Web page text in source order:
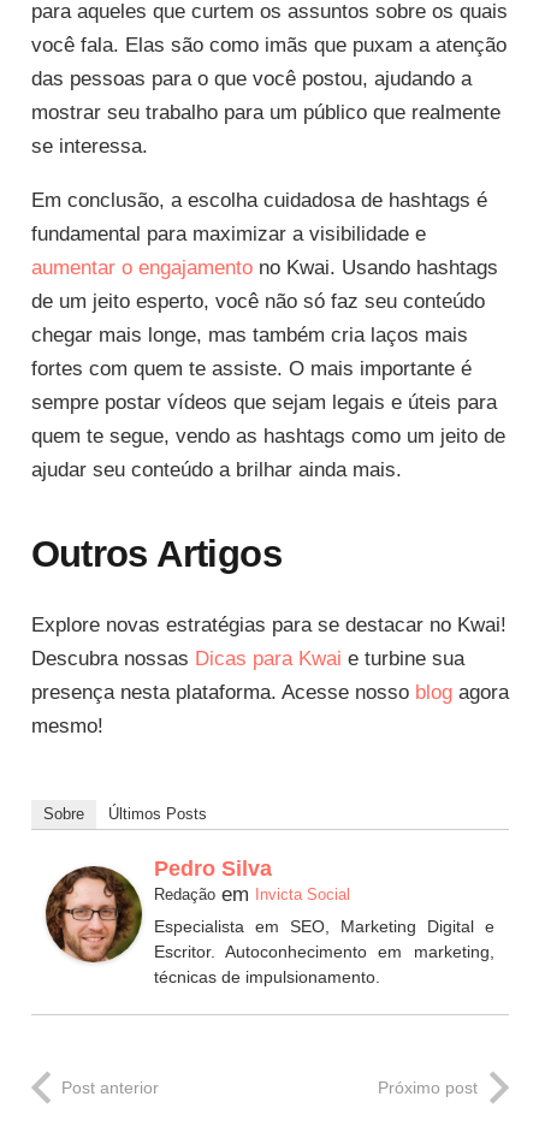
para aqueles que curtem os assuntos sobre os quais
você fala. Elas são como imãs que puxam a atenção
das pessoas para o que você postou, ajudando a
mostrar seu trabalho para um público que realmente
se interessa.
Em conclusão, a escolha cuidadosa de hashtags é
fundamental para maximizar a visibilidade e
aumentar o engajamentono Kwai. Usando hashtags
de um jeito esperto, você não só faz seu conteúdo
chegar mais longe, mas também cria laços mais
fortes com quem te assiste. O mais importante é
sempre postar vídeos que sejam legais e úteis para
quem te segue, vendo as hashtags como um jeito de
ajudar seu conteúdo a brilhar ainda mais.
Outros Artigos
Explore novas estratégias para se destacar no Kwai!
Descubra nossas Dicas para Kwai e turbine sua
presença nesta plataforma. Acesse nosso blogagora
mesmo!
Sobre Últimos Posts
Pedro Silva
Redaçãoem Invicta Social
Especialista em SEO, Marketing Digital e
Escritor. Autoconhecimento em marketing,
técnicas de impulsionamento.
Post anterior Próximo post